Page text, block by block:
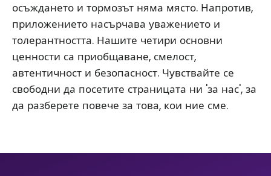
осъждането и тормозът няма място. Напротив,
приложението насърчава уважението и
толерантността. Нашите четири основни
ценности са приобщаване, смелост,
автентичност и безопасност. Чувствайте се
свободни да посетите страницата ни 'за нас', за
да разберете повече за това, кои ние сме.